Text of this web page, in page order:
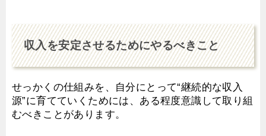
収入を安定させるためにやるべきこと
せっかくの仕組みを、自分にとって“継続的な収入
源”に育てていくためには、ある程度意識して取り組
むべきことがあります。